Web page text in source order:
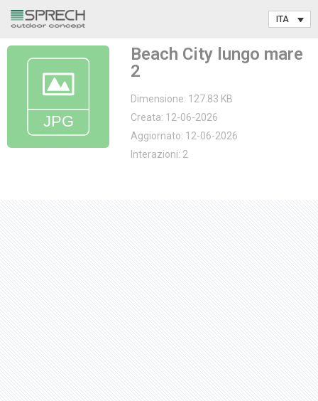
contenuto
Beach City lungo mare
2
Dimensione: 127.83 KB
Creata: 12-06-2026
Aggiornato: 12-06-2026
Interazioni: 2